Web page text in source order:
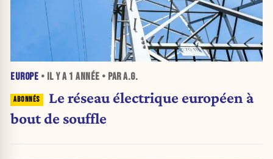
EUROPE • IL Y A 1 ANNÉE • PAR A.G.
Le réseau électrique européen à
bout de souffle